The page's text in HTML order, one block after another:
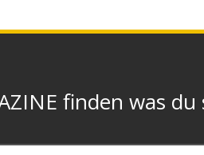
finden was du